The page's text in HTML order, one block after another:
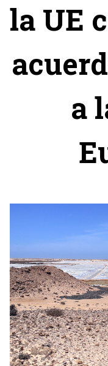
la UE
a